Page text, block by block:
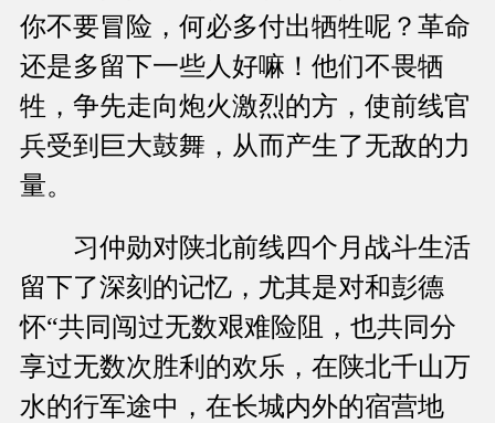
你不要冒险，何必多付出牺牲呢？革命
还是多留下一些人好嘛！他们不畏牺
牲，争先走向炮火激烈的方，使前线官
兵受到巨大鼓舞，从而产生了无敌的力
量。
习仲勋对陕北前线四个月战斗生活
留下了深刻的记忆，尤其是对和彭德
怀“共同闯过无数艰难险阻，也共同分
享过无数次胜利的欢乐，在陕北千山万
水的行军途中，在长城内外的宿营地